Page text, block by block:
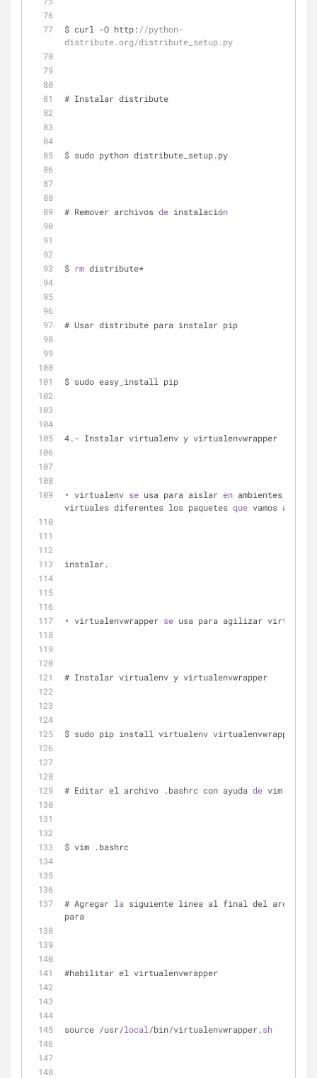
$ curl -O http: //python-
distribute.org/distribute_setup.py
# Instalar distribute
$ sudo python distribute_setup.py
# Remover archivos de instalación
$ rm distribute*
# Usar distribute para instalar pip
$ sudo easy_install pip
4.- Instalar virtualenv y virtualenvwrapper
• virtualenv se usa para aislar en ambientes
virtuales diferentes los paquetes que vamos a
instalar.
• virtualenvwrapper se usa para agilizar virtualenv
# Instalar virtualenv y virtualenvwrapper
$ sudo pip install virtualenv virtualenvwrapper
# Editar el archivo .bashrc con ayuda de vim
$ vim .bashrc
# Agregar la siguiente linea al final del archivo
para
#habilitar el virtualenvwrapper
source /usr/local /bin/virtualenvwrapper.sh